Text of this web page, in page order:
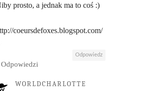
prosto, a jednak ma to coś :)
coeursdefoxes.blogspot.com/
Odpowiedz
Odpowiedzi
WORLDCHARLOTTE